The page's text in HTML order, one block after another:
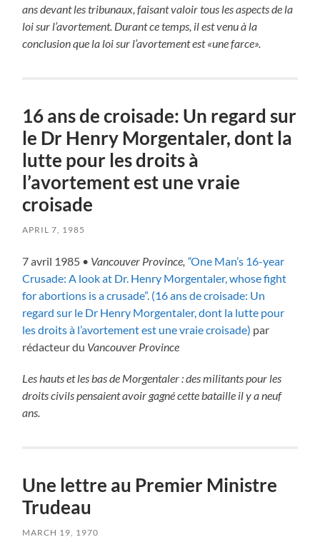
ans devant les tribunaux, faisant valoir tous les aspects de la
loi sur l’avortement. Durant ce temps, il est venu à la
conclusion que la loi sur l’avortement est «une farce».
16 ans de croisade: Un regard sur
le Dr Henry Morgentaler, dont la
lutte pour les droits à
l’avortement est une vraie
croisade
APRIL 7, 1985
7 avril 1985 • Vancouver Province, “One Man’s 16-year
Crusade: A look at Dr. Henry Morgentaler, whose fight
for abortions is a crusade”. (16 ans de croisade: Un
regard sur le Dr Henry Morgentaler, dont la lutte pour
les droits à l’avortement est une vraie croisade) par
rédacteur du Vancouver Province
Les hauts et les bas de Morgentaler : des militants pour les
droits civils pensaient avoir gagné cette bataille il y a neuf
ans.
Une lettre au Premier Ministre
Trudeau
MARCH 19, 1970